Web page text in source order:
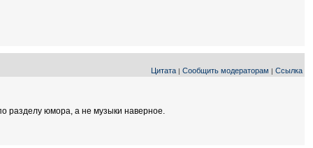
Цитата | Сообщить модераторам | Ссылка
разделу юмора, а не музыки наверное.